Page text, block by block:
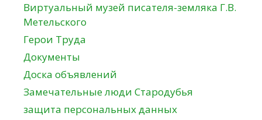
Виртуальный музей писателя-земляка Г.В.
Метельского
Герои Труда
Документы
Доска объявлений
Замечательные люди Стародубья
защита персональных данных